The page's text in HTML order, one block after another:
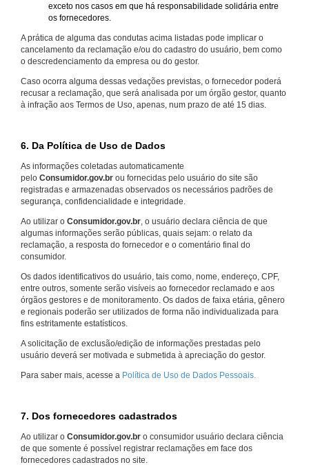
exceto nos casos em que há responsabilidade solidária entre
os fornecedores.
A prática de alguma das condutas acima listadas pode implicar o
cancelamento da reclamação e/ou do cadastro do usuário, bem como
o descredenciamento da empresa ou do gestor.
Caso ocorra alguma dessas vedações previstas, o fornecedor poderá
recusar a reclamação, que será analisada por um órgão gestor, quanto
à infração aos Termos de Uso, apenas, num prazo de até 15 dias.
6. Da Política de Uso de Dados
As informações coletadas automaticamente
pelo Consumidor.gov.br ou fornecidas pelo usuário do site são
registradas e armazenadas observados os necessários padrões de
segurança, confidencialidade e integridade.
Ao utilizar o Consumidor.gov.br , o usuário declara ciência de que
algumas informações serão públicas, quais sejam: o relato da
reclamação, a resposta do fornecedor e o comentário final do
consumidor.
Os dados identificativos do usuário, tais como, nome, endereço, CPF,
entre outros, somente serão visíveis ao fornecedor reclamado e aos
órgãos gestores e de monitoramento. Os dados de faixa etária, gênero
e regionais poderão ser utilizados de forma não individualizada para
fins estritamente estatísticos.
A solicitação de exclusão/edição de informações prestadas pelo
usuário deverá ser motivada e submetida à apreciação do gestor.
Para saber mais, acesse a Política de Uso de Dados Pessoais.
7. Dos fornecedores cadastrados
Ao utilizar o Consumidor.gov.br o consumidor usuário declara ciência
de que somente é possível registrar reclamações em face dos
fornecedores cadastrados no site.